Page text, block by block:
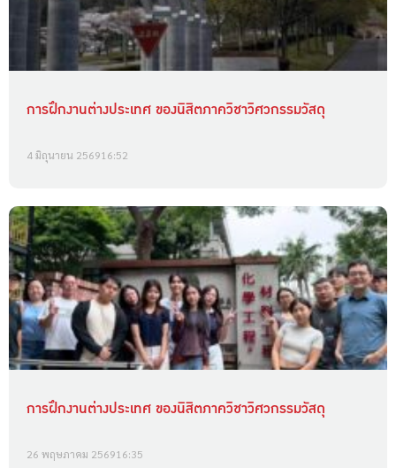
การฝึกงานต่างประเทศ ของนิสิตภาควิชาวิศวกรรมวัสดุ
4 มิถุนายน 256916:52
การฝึกงานต่างประเทศ ของนิสิตภาควิชาวิศวกรรมวัสดุ
26 พฤษภาคม 256916:35